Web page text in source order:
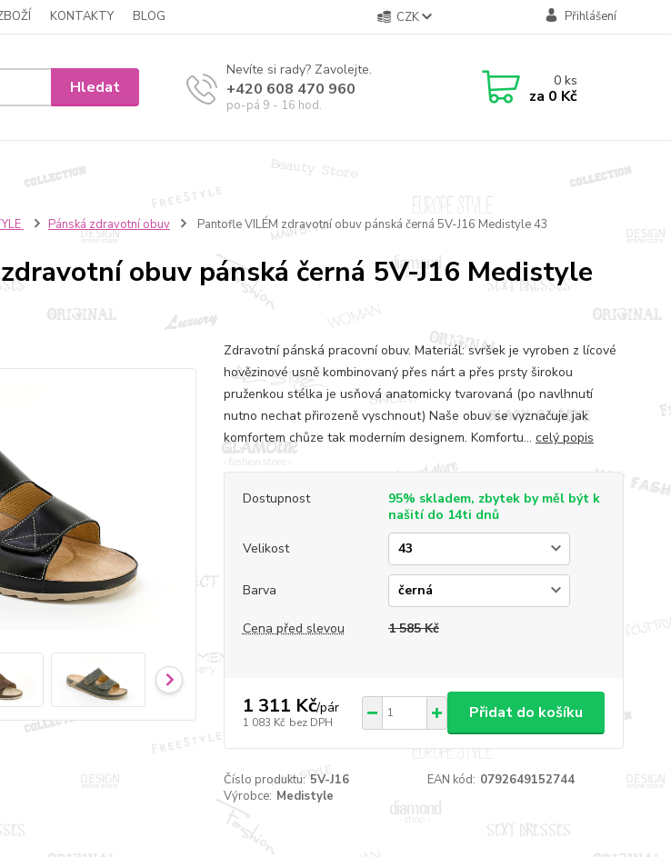
KONTAKTY BLOG CZK Přihlášení
Hledat
Nevíte si rady? Zavolejte.
+420 608 470 960
po-pá 9 - 16 hod.
0ks
za 0 Kč
Pánská zdravotní obuv Pantofle VILÉM zdravotní obuv pánská černá 5V-J16 Medistyle 43
obuv pánská černá 5V-J16 Medistyle
Zdravotní pánská pracovní obuv. Materiál: svršek je vyroben z lícové
hovězinové usně kombinovaný přes nárt a přes prsty širokou
pruženkou stélka je usňová anatomicky tvarovaná (po navlhnutí
nutno nechat přirozeně vyschnout) Naše obuv se vyznačuje jak
komfortem chůze tak moderním designem. Komfortu... celý popis
Dostupnost
95% skladem, zbytek by měl být k
našití do 14ti dnů
Velikost
Barva
Cena před slevou 1 585 Kč
1 311 Kč/pár
1 083 Kč bez DPH
Přidat do košíku
Číslo produktu: 5V-J16 EAN kód: 0792649152744
Výrobce: Medistyle